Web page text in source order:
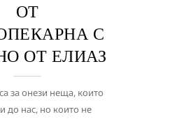
ОТ
С
ОТ ЕЛИАЗ
за онези неща, които
до нас, но които не